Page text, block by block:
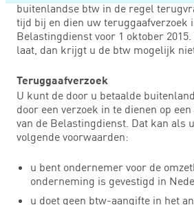
buitenlandse btw in de regel
tijd bij en dien uw teruggaafverzoek
Belastingdienst voor 1 oktober
laat, dan krijgt u de btw mogelijk
Teruggaafverzoek
U kunt de door u betaalde
door een verzoek in te dienen op
van de Belastingdienst. Dat kan als
volgende voorwaarden:
u bent ondernemer voor de
onderneming is gevestigd in
u doet geen btw-aangifte in het